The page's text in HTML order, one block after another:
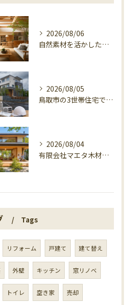
2026/08/06
自然素材を活かした家づくり、マエタ木材の目線
2026/08/05
鳥取市の3世帯住宅で考える警戒レベル4避難指示
2026/08/04
有限会社マエタ木材の鳥取に根ざす家づくり
Tags
リフォーム 戸建て 建て替え
外壁 キッチン 窓リノベ
トイレ 空き家 売却